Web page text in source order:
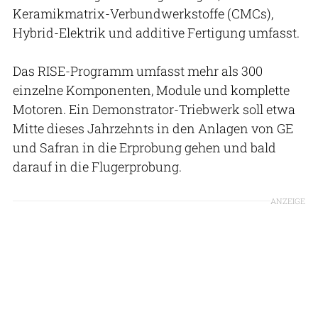
Keramikmatrix-Verbundwerkstoffe (CMCs),
Hybrid-Elektrik und additive Fertigung umfasst.
Das RISE-Programm umfasst mehr als 300
einzelne Komponenten, Module und komplette
Motoren. Ein Demonstrator-Triebwerk soll etwa
Mitte dieses Jahrzehnts in den Anlagen von GE
und Safran in die Erprobung gehen und bald
darauf in die Flugerprobung.
ANZEIGE